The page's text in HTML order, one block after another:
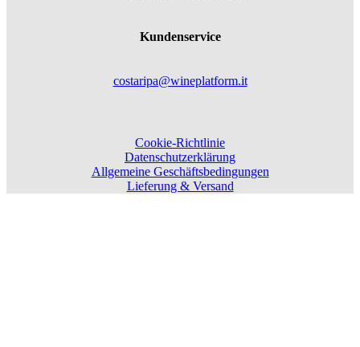
Kundenservice
costaripa@wineplatform.it
Cookie-Richtlinie
Datenschutzerklärung
Allgemeine Geschäftsbedingungen
Lieferung & Versand